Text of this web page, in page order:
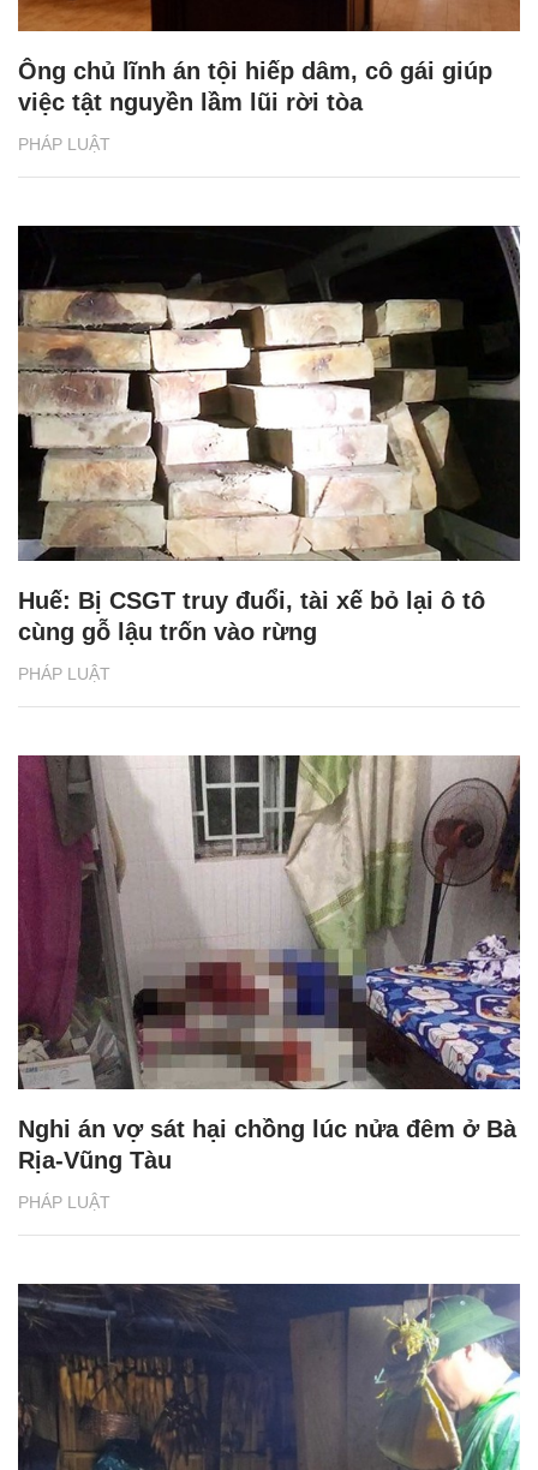
PHÁP LUẬT
Ông chủ lĩnh án tội hiếp dâm, cô gái giúp
việc tật nguyền lầm lũi rời tòa
PHÁP LUẬT
Huế: Bị CSGT truy đuổi, tài xế bỏ lại ô tô
cùng gỗ lậu trốn vào rừng
PHÁP LUẬT
Nghi án vợ sát hại chồng lúc nửa đêm ở Bà
Rịa-Vũng Tàu